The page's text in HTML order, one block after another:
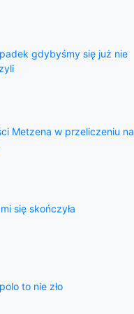
gdybyśmy się już nie
Metzena w przeliczeniu na
się skończyła
to nie zło